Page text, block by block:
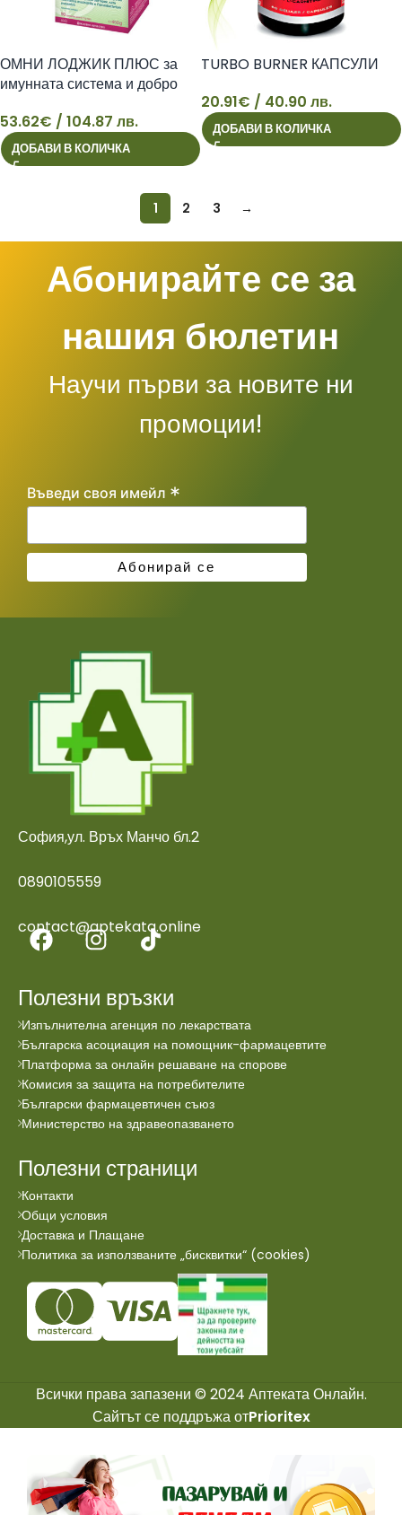
53
ОМНИ ЛОДЖИК ПЛЮС за
имунната система и добро
53.62€ / 104.87 лв.
ДОБАВИ В КОЛИЧКА
20
TURBO BURNER КАПСУЛИ
20.91€ / 40.90 лв.
ДОБАВИ В КОЛИЧКА
1 2 3 →
Абонирайте се за
нашия бюлетин
Научи първи за новите ни
промоции!
Въведи своя имейл *
София,ул. Връх Манчо бл.2
0890105559
contact@aptekata.online
Полезни връзки
Изпълнителна агенция по лекарствата
Българска асоциация на помощник-фармацевтите
Платформа за онлайн решаване на спорове
Комисия за защита на потребителите
Български фармацевтичен съюз
Министерство на здравеопазването
Полезни страници
Контакти
Общи условия
Доставка и Плащане
Политика за използваните „бисквитки“ (cookies)
Всички права запазени © 2024 Аптеката Онлайн.
Сайтът се поддръжа отPrioritex